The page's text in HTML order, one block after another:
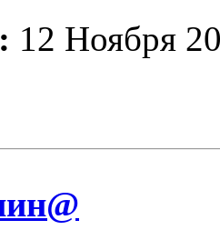
12 Ноября